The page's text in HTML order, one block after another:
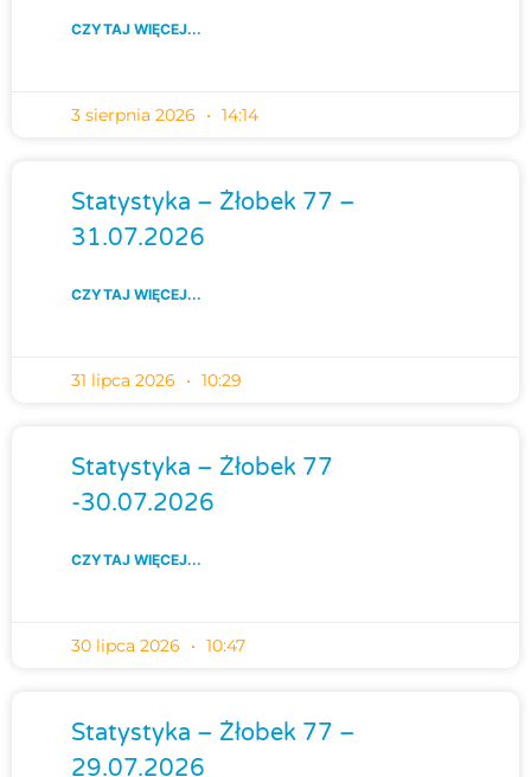
CZYTAJ WIĘCEJ...
3 sierpnia 2026 14:14
Statystyka – Żłobek 77 –
31.07.2026
CZYTAJ WIĘCEJ...
31 lipca 2026 10:29
Statystyka – Żłobek 77
-30.07.2026
CZYTAJ WIĘCEJ...
30 lipca 2026 10:47
Statystyka – Żłobek 77 –
29.07.2026